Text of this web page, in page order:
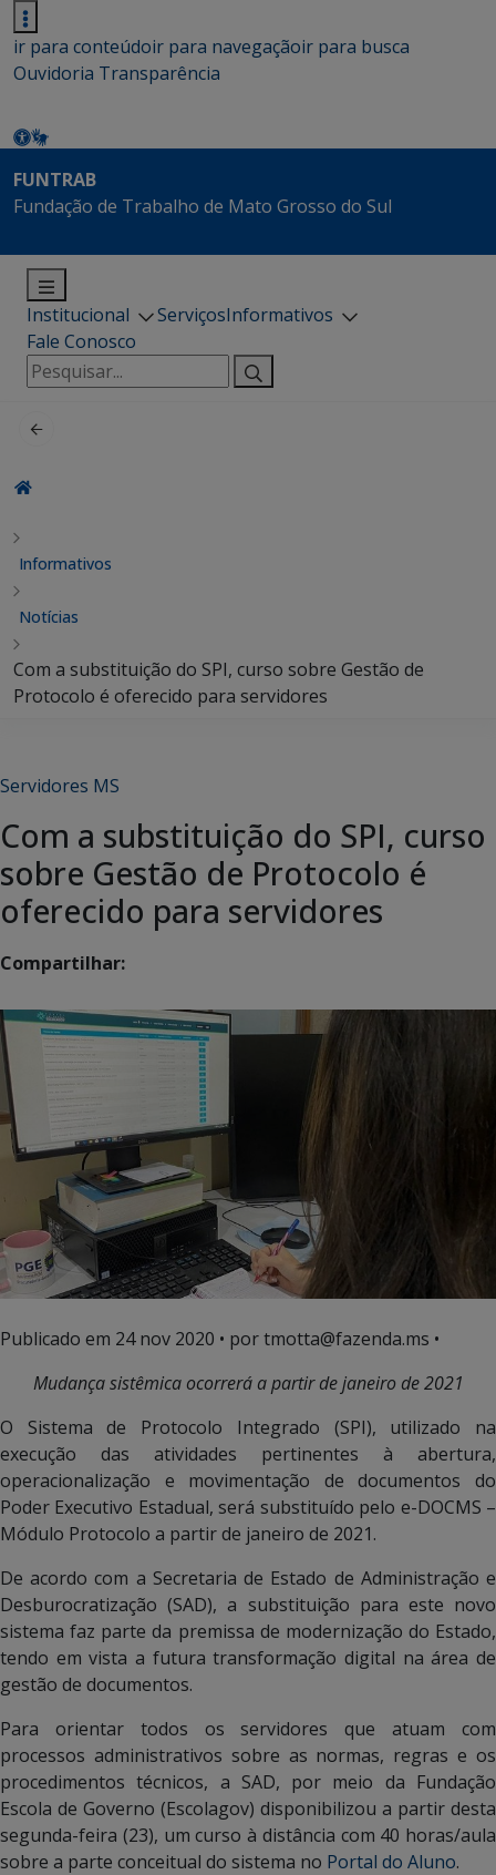
ir para conteúdoir para navegaçãoir para busca
Ouvidoria Transparência
FUNTRAB
Fundação de Trabalho de Mato Grosso do Sul
Institucional ServiçosInformativos
Fale Conosco
Pesquisar
por:
Informativos
Notícias
Com a substituição do SPI, curso sobre Gestão de
Protocolo é oferecido para servidores
Servidores MS
Com a substituição do SPI, curso
sobre Gestão de Protocolo é
oferecido para servidores
Compartilhar:
Publicado em 24 nov 2020 • por tmotta@fazenda.ms •
Mudança sistêmica ocorrerá a partir de janeiro de 2021
O Sistema de Protocolo Integrado (SPI), utilizado na
execução das atividades pertinentes à abertura,
operacionalização e movimentação de documentos do
Poder Executivo Estadual, será substituído pelo e-DOCMS –
Módulo Protocolo a partir de janeiro de 2021.
De acordo com a Secretaria de Estado de Administração e
Desburocratização (SAD), a substituição para este novo
sistema faz parte da premissa de modernização do Estado,
tendo em vista a futura transformação digital na área de
gestão de documentos.
Para orientar todos os servidores que atuam com
processos administrativos sobre as normas, regras e os
procedimentos técnicos, a SAD, por meio da Fundação
Escola de Governo (Escolagov) disponibilizou a partir desta
segunda-feira (23), um curso à distância com 40 horas/aula
sobre a parte conceitual do sistema no Portal do Aluno.